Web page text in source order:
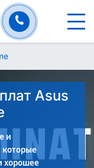
Asus
и
хорошее